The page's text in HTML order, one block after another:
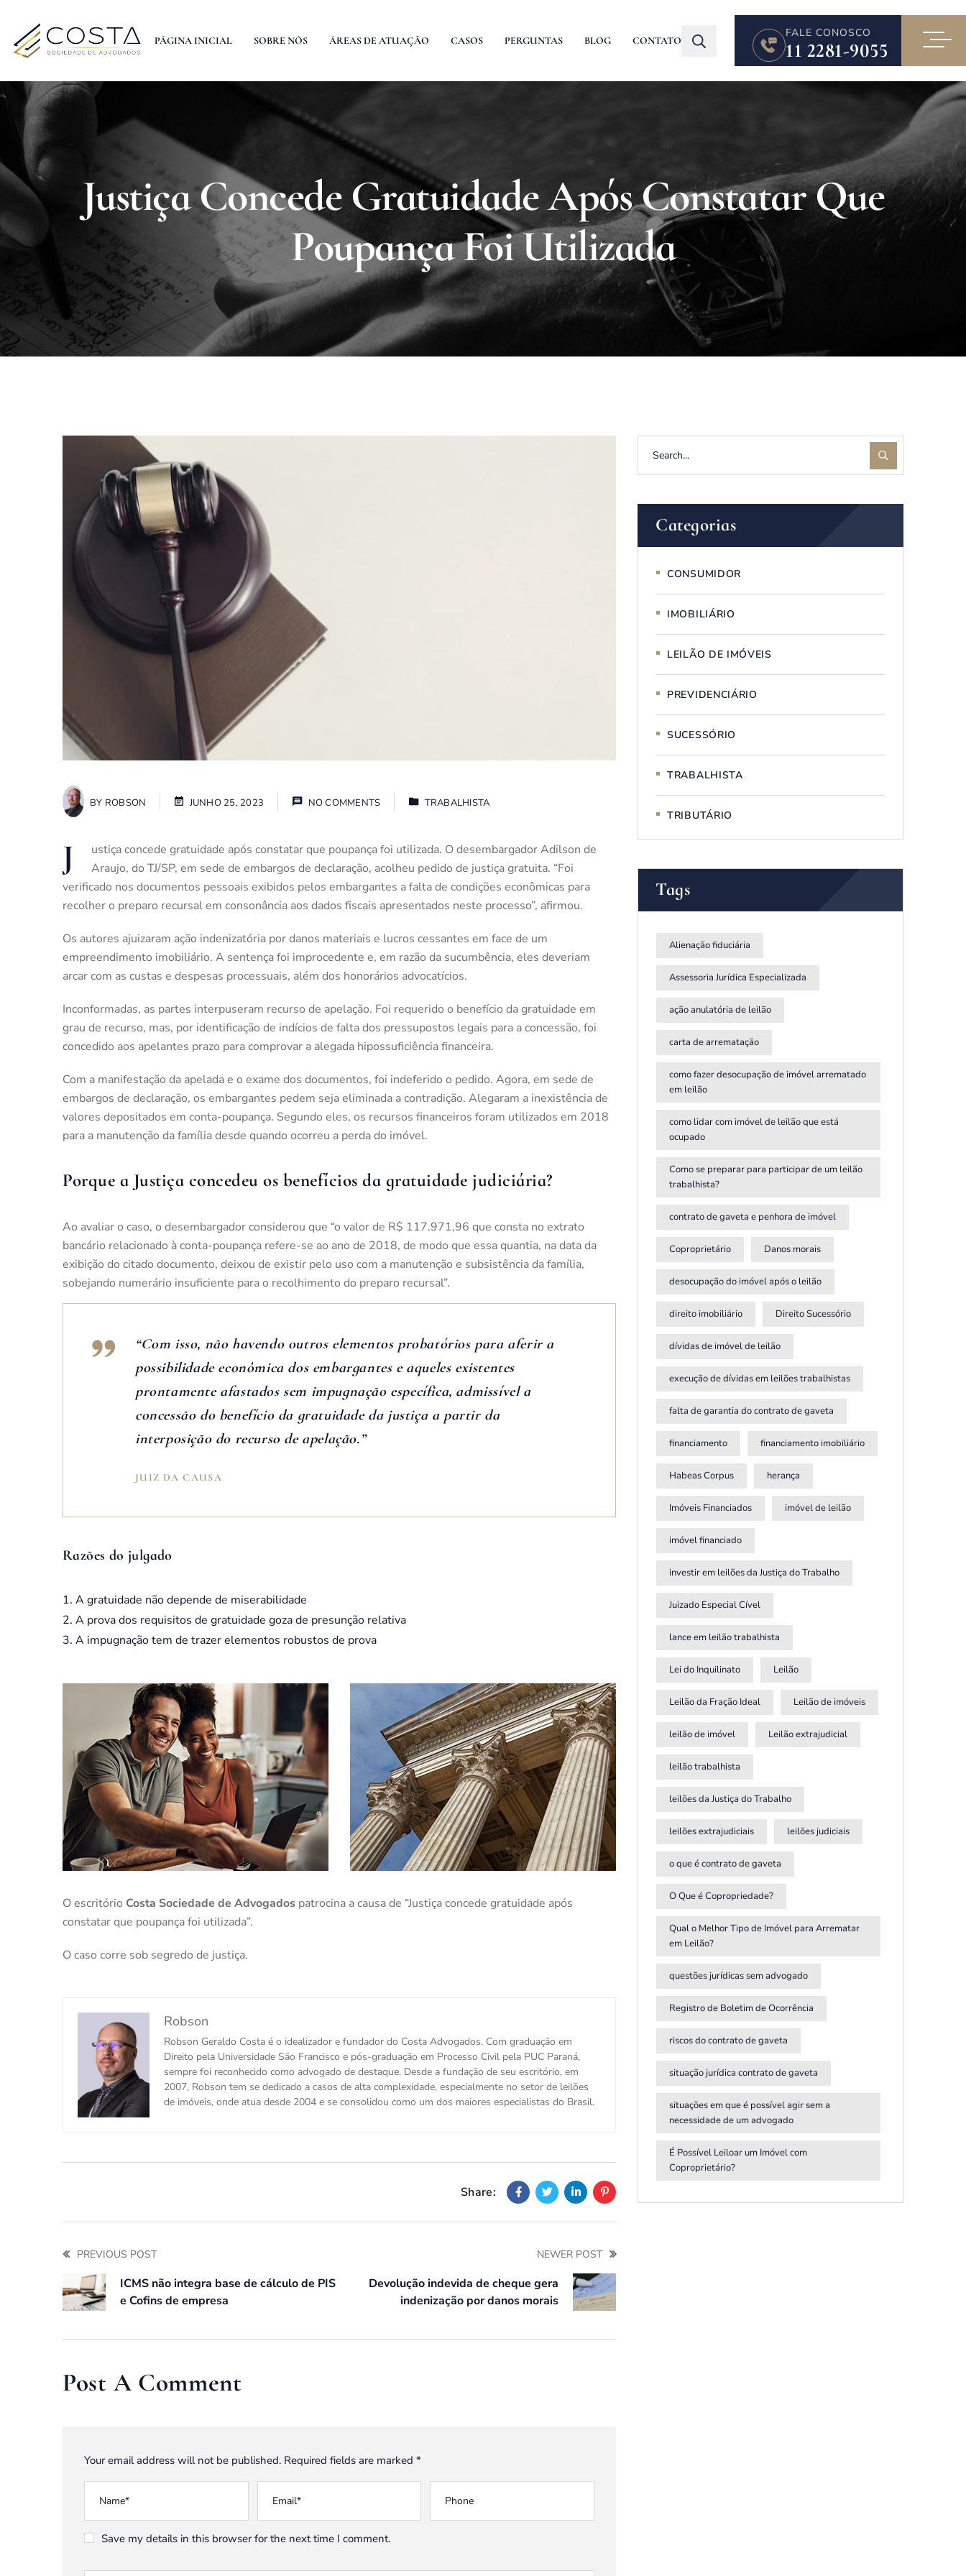
PÁGINA INICIAL SOBRE NÓS ÁREAS DE ATUAÇÃO CASOS PERGUNTAS BLOG CONTATO
FALE CONOSCO
11 2281-9055
Justiça Concede Gratuidade Após Constatar Que
Poupança Foi Utilizada
BY ROBSON JUNHO 25, 2023 NO COMMENTS TRABALHISTA
J
ustiça concede gratuidade após constatar que poupança foi utilizada. O desembargador Adilson de
Araujo, do TJ/SP, em sede de embargos de declaração, acolheu pedido de justiça gratuita. “Foi
verificado nos documentos pessoais exibidos pelos embargantes a falta de condições econômicas para
recolher o preparo recursal em consonância aos dados fiscais apresentados neste processo”, afirmou.
Os autores ajuizaram ação indenizatória por danos materiais e lucros cessantes em face de um
empreendimento imobiliário. A sentença foi improcedente e, em razão da sucumbência, eles deveriam
arcar com as custas e despesas processuais, além dos honorários advocatícios.
Inconformadas, as partes interpuseram recurso de apelação. Foi requerido o benefício da gratuidade em
grau de recurso, mas, por identificação de indícios de falta dos pressupostos legais para a concessão, foi
concedido aos apelantes prazo para comprovar a alegada hipossuficiência financeira.
Com a manifestação da apelada e o exame dos documentos, foi indeferido o pedido. Agora, em sede de
embargos de declaração, os embargantes pedem seja eliminada a contradição. Alegaram a inexistência de
valores depositados em conta-poupança. Segundo eles, os recursos financeiros foram utilizados em 2018
para a manutenção da família desde quando ocorreu a perda do imóvel.
Porque a Justiça concedeu os benefícios da gratuidade judiciária?
Ao avaliar o caso, o desembargador considerou que “o valor de R$ 117.971,96 que consta no extrato
bancário relacionado à conta-poupança refere-se ao ano de 2018, de modo que essa quantia, na data da
exibição do citado documento, deixou de existir pelo uso com a manutenção e subsistência da família,
sobejando numerário insuficiente para o recolhimento do preparo recursal”.
“Com isso, não havendo outros elementos probatórios para aferir a
possibilidade econômica dos embargantes e aqueles existentes
prontamente afastados sem impugnação específica, admissível a
concessão do benefício da gratuidade da justiça a partir da
interposição do recurso de apelação.”
JUIZ DA CAUSA
Razões do julgado
A gratuidade não depende de miserabilidade
A prova dos requisitos de gratuidade goza de presunção relativa
A impugnação tem de trazer elementos robustos de prova
O escritório Costa Sociedade de Advogados patrocina a causa de “Justiça concede gratuidade após
constatar que poupança foi utilizada”.
O caso corre sob segredo de justiça.
Robson
Robson Geraldo Costa é o idealizador e fundador do Costa Advogados. Com graduação em
Direito pela Universidade São Francisco e pós-graduação em Processo Civil pela PUC Paraná,
sempre foi reconhecido como advogado de destaque. Desde a fundação de seu escritório, em
2007, Robson tem se dedicado a casos de alta complexidade, especialmente no setor de leilões
de imóveis, onde atua desde 2004 e se consolidou como um dos maiores especialistas do Brasil.
Share:
PREVIOUS POST
ICMS não integra base de cálculo de PIS
e Cofins de empresa
NEWER POST
Devolução indevida de cheque gera
indenização por danos morais
Post A Comment
Your email address will not be published. Required fields are marked *
Save my details in this browser for the next time I comment.
Categorias
CONSUMIDOR
IMOBILIÁRIO
LEILÃO DE IMÓVEIS
PREVIDENCIÁRIO
SUCESSÓRIO
TRABALHISTA
TRIBUTÁRIO
Tags
Alienação fiduciária
Assessoria Jurídica Especializada
ação anulatória de leilão
carta de arrematação
como fazer desocupação de imóvel arrematado
em leilão
como lidar com imóvel de leilão que está
ocupado
Como se preparar para participar de um leilão
trabalhista?
contrato de gaveta e penhora de imóvel
Coproprietário Danos morais
desocupação do imóvel após o leilão
direito imobiliário Direito Sucessório
dívidas de imóvel de leilão
execução de dívidas em leilões trabalhistas
falta de garantia do contrato de gaveta
financiamento financiamento imobiliário
Habeas Corpus herança
Imóveis Financiados imóvel de leilão
imóvel financiado
investir em leilões da Justiça do Trabalho
Juizado Especial Cível
lance em leilão trabalhista
Lei do Inquilinato Leilão
Leilão da Fração Ideal Leilão de imóveis
leilão de imóvel Leilão extrajudicial
leilão trabalhista
leilões da Justiça do Trabalho
leilões extrajudiciais leilões judiciais
o que é contrato de gaveta
O Que é Copropriedade?
Qual o Melhor Tipo de Imóvel para Arrematar
em Leilão?
questões jurídicas sem advogado
Registro de Boletim de Ocorrência
riscos do contrato de gaveta
situação jurídica contrato de gaveta
situações em que é possível agir sem a
necessidade de um advogado
É Possível Leiloar um Imóvel com
Coproprietário?